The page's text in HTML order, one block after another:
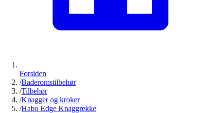
Forsiden
/Baderomstilbehør
/Tilbehør
/Knagger og kroker
/Habo Edge Knaggrekke